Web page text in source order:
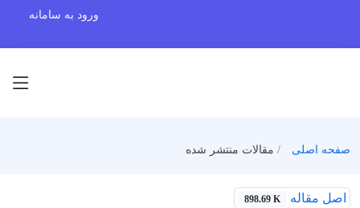
ورود به سامانه
صفحه اصلی مقالات منتشر شده
اصل مقاله 898.69 K